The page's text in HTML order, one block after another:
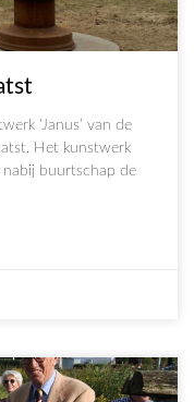
‘Janus’ van de
Het kunstwerk
buurtschap de